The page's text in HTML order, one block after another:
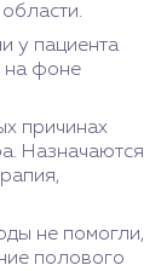
у пациента
на фоне
причинах
Назначаются
не помогли,
полового